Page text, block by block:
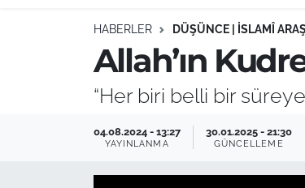
HABERLER DÜŞÜNCE | İSLAMÎ
Allah’ın
“Her biri belli bir
04.08.2024 - 13:27
YAYINLANMA
30.01.2025 - 21:30
GÜNCELLEME
Ehla-Der Haber
Yaşam | Aile&GNÇ
Trafik Durumu
Süper Lig Puan Durumu ve Fikstür